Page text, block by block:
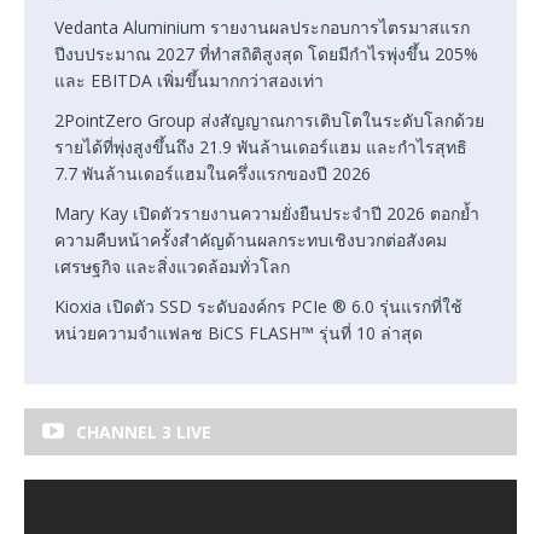
Vedanta Aluminium รายงานผลประกอบการไตรมาสแรก
ปีงบประมาณ 2027 ที่ทำสถิติสูงสุด โดยมีกำไรพุ่งขึ้น 205%
และ EBITDA เพิ่มขึ้นมากกว่าสองเท่า
2PointZero Group ส่งสัญญาณการเติบโตในระดับโลกด้วย
รายได้ที่พุ่งสูงขึ้นถึง 21.9 พันล้านเดอร์แฮม และกำไรสุทธิ
7.7 พันล้านเดอร์แฮมในครึ่งแรกของปี 2026
Mary Kay เปิดตัวรายงานความยั่งยืนประจำปี 2026 ตอกย้ำ
ความคืบหน้าครั้งสำคัญด้านผลกระทบเชิงบวกต่อสังคม
เศรษฐกิจ และสิ่งแวดล้อมทั่วโลก
Kioxia เปิดตัว SSD ระดับองค์กร PCIe ® 6.0 รุ่นแรกที่ใช้
หน่วยความจำแฟลช BiCS FLASH™ รุ่นที่ 10 ล่าสุด
CHANNEL 3 LIVE